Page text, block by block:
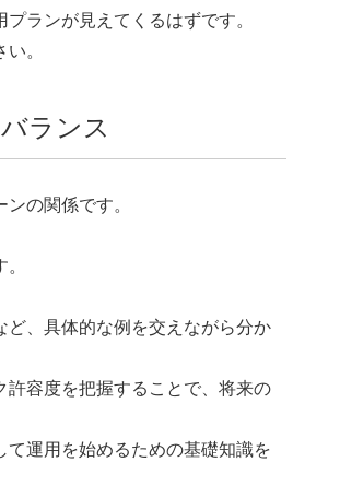
ランが見えてくるはずです。
。
ランス
の関係です。
、具体的な例を交えながら分か
許容度を把握することで、将来の
運用を始めるための基礎知識を